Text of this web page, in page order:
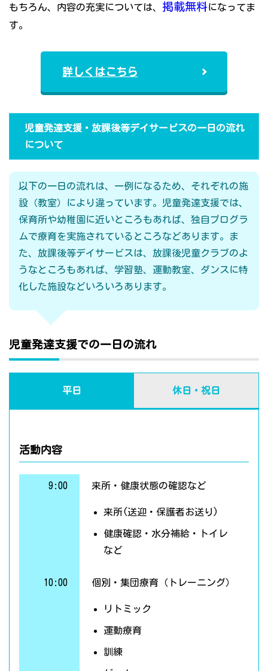
もちろん、内容の充実については、 掲載無料になってま
す。
詳しくはこちら
児童発達支援・放課後等デイサービスの一日の流れ
について
以下の一日の流れは、一例になるため、それぞれの施
設（教室）により違っています。児童発達支援では、
保育所や幼稚園に近いところもあれば、独自プログラ
ムで療育を実施されているところなどあります。ま
た、放課後等デイサービスは、放課後児童クラブのよ
うなところもあれば、学習塾、運動教室、ダンスに特
化した施設などいろいろあります。
児童発達支援での一日の流れ
平日 休日・祝日
活動内容
9:00 来所・健康状態の確認など
来所(送迎・保護者お送り)
健康確認・水分補給・トイレ
など
10:00 個別・集団療育（トレーニング）
リトミック
運動療育
訓練